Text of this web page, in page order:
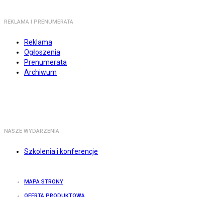
REKLAMA I PRENUMERATA
Reklama
Ogłoszenia
Prenumerata
Archiwum
NASZE WYDARZENIA
Szkolenia i konferencje
MAPA STRONY